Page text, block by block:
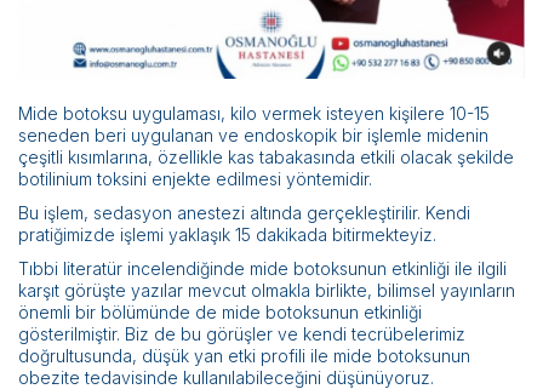
Mide botoksu uygulaması, kilo vermek isteyen kişilere 10-15
seneden beri uygulanan ve endoskopik bir işlemle midenin
çeşitli kısımlarına, özellikle kas tabakasında etkili olacak şekilde
botilinium toksini enjekte edilmesi yöntemidir.
Bu işlem, sedasyon anestezi altında gerçekleştirilir. Kendi
pratiğimizde işlemi yaklaşık 15 dakikada bitirmekteyiz.
Tıbbi literatür incelendiğinde mide botoksunun etkinliği ile ilgili
karşıt görüşte yazılar mevcut olmakla birlikte, bilimsel yayınların
önemli bir bölümünde de mide botoksunun etkinliği
gösterilmiştir. Biz de bu görüşler ve kendi tecrübelerimiz
doğrultusunda, düşük yan etki profili ile mide botoksunun
obezite tedavisinde kullanılabileceğini düşünüyoruz.